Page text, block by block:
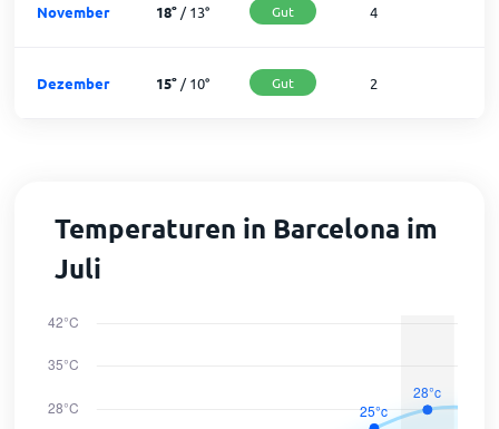
November 18°/13° Gut 4
Dezember 15°/10° Gut 2
Temperaturen in Barcelona im
Juli